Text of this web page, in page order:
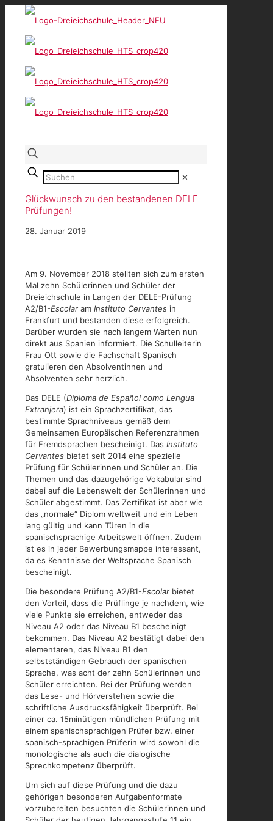
✕
Glückwunsch zu den bestandenen DELE-
Prüfungen!
28. Januar 2019
Am 9. November 2018 stellten sich zum ersten
Mal zehn Schülerinnen und Schüler der
Dreieichschule in Langen der DELE-Prüfung
A2/B1-Escolar am Instituto Cervantes in
Frankfurt und bestanden diese erfolgreich.
Darüber wurden sie nach langem Warten nun
direkt aus Spanien informiert. Die Schulleiterin
Frau Ott sowie die Fachschaft Spanisch
gratulieren den Absolventinnen und
Absolventen sehr herzlich.
Das DELE (Diploma de Español como Lengua
Extranjera) ist ein Sprachzertifikat, das
bestimmte Sprachniveaus gemäß dem
Gemeinsamen Europäischen Referenzrahmen
für Fremdsprachen bescheinigt. Das Instituto
Cervantes bietet seit 2014 eine spezielle
Prüfung für Schülerinnen und Schüler an. Die
Themen und das dazugehörige Vokabular sind
dabei auf die Lebenswelt der Schülerinnen und
Schüler abgestimmt. Das Zertifikat ist aber wie
das „normale“ Diplom weltweit und ein Leben
lang gültig und kann Türen in die
spanischsprachige Arbeitswelt öffnen. Zudem
ist es in jeder Bewerbungsmappe interessant,
da es Kenntnisse der Weltsprache Spanisch
bescheinigt.
Die besondere Prüfung A2/B1-Escolar bietet
den Vorteil, dass die Prüflinge je nachdem, wie
viele Punkte sie erreichen, entweder das
Niveau A2 oder das Niveau B1 bescheinigt
bekommen. Das Niveau A2 bestätigt dabei den
elementaren, das Niveau B1 den
selbstständigen Gebrauch der spanischen
Sprache, was acht der zehn Schülerinnen und
Schüler erreichten. Bei der Prüfung werden
das Lese- und Hörverstehen sowie die
schriftliche Ausdrucksfähigkeit überprüft. Bei
einer ca. 15minütigen mündlichen Prüfung mit
einem spanischsprachigen Prüfer bzw. einer
spanisch-sprachigen Prüferin wird sowohl die
monologische als auch die dialogische
Sprechkompetenz überprüft.
Um sich auf diese Prüfung und die dazu
gehörigen besonderen Aufgabenformate
vorzubereiten besuchten die Schülerinnen und